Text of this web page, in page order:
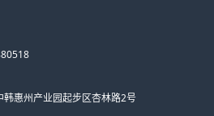
惠州产业园起步区杏林路2号